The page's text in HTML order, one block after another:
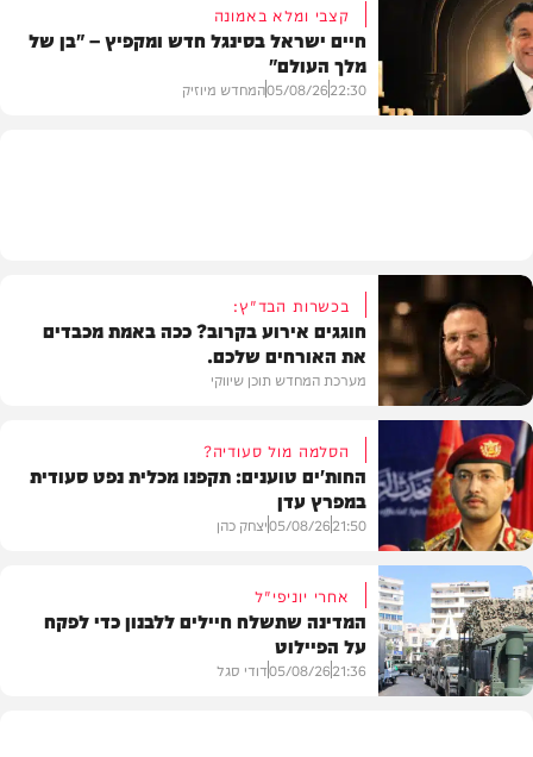
בריאות
קצבי ומלא באמונה
חיים ישראל בסינגל חדש ומקפיץ – "בן של
מלך העולם"
22:30
05/08/26המחדש מיוזיק
תוכן שיווקי
בכשרות הבד"ץ:
חוגגים אירוע בקרוב? ככה באמת מכבדים
את האורחים שלכם.
מערכת המחדש תוכן שיווקי
צבא וביטחון
הסלמה מול סעודיה?
החות'ים טוענים: תקפנו מכלית נפט סעודית
במפרץ עדן
21:50
05/08/26יצחק כהן
אחרי יוניפי"ל
המדינה שתשלח חיילים ללבנון כדי לפקח
על הפיילוט
21:36
05/08/26דודי סגל